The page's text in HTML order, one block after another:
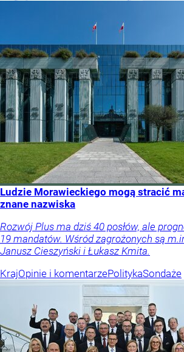
Ludzie Morawieckiego mogą stracić
znane nazwiska
Rozwój Plus ma dziś 40 posłów, ale
19 mandatów. Wśród zagrożonych są
Janusz Cieszyński i Łukasz Kmita.
KrajOpinie i komentarzePolitykaSondaże